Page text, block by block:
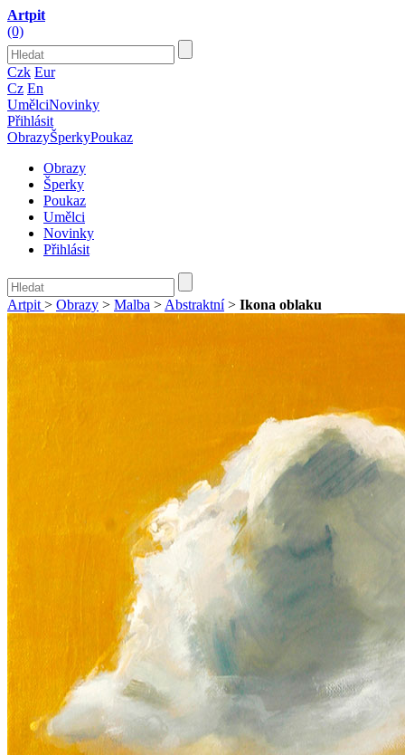
Artpit
(0)
Czk Eur
Cz En
UmělciNovinky
Přihlásit
ObrazyŠperkyPoukaz
Obrazy
Šperky
Poukaz
Umělci
Novinky
Přihlásit
Artpit > Obrazy > Malba > Abstraktní> Ikona oblaku